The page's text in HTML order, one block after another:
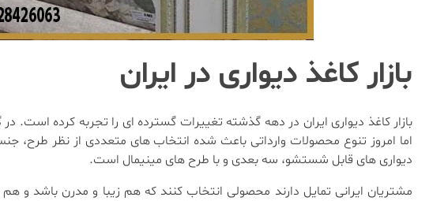
بازار کاغذ دیواری در ایران
بازار کاغذ دیواری ایران در دهه گذشته تغییرات گسترده ای را تجربه کرده
اما امروز تنوع محصولات وارداتی باعث شده انتخاب های متعددی از نظر طرح،
دیواری های قابل شستشو، سه بعدی و با طرح های مینیمال است.
مشتریان ایرانی تمایل دارند محصولی انتخاب کنند که هم زیبا و مدرن باشد و